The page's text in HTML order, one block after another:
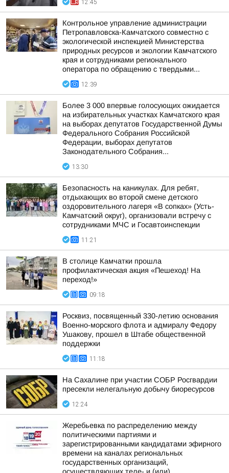
12:45
Контрольное управление администрации
Петропавловска-Камчатского совместно с
экологической инспекцией Министерства
природных ресурсов и экологии Камчатского
края и сотрудниками регионального
оператора по обращению с твердыми...
12:39
Более 3 000 впервые голосующих ожидается
на избирательных участках Камчатского края
на выборах депутатов Государственной Думы
Федерального Собрания Российской
Федерации, выборах депутатов
Законодательного Собрания...
13:30
Безопасность на каникулах. Для ребят,
отдыхающих во второй смене детского
оздоровительного лагеря «В сопках» (Усть-
Камчатский округ), организовали встречу с
сотрудниками МЧС и Госавтоинспекции
11:21
В столице Камчатки прошла
профилактическая акция «Пешеход! На
переход!»
09:18
Росквиз, посвященный 330-летию основания
Военно-морского флота и адмиралу Федору
Ушакову, прошел в Штабе общественной
поддержки
11:18
На Сахалине при участии СОБР Росгвардии
пресекли нелегальную добычу биоресурсов
12:24
Жеребьевка по распределению между
политическими партиями и
зарегистрированными кандидатами эфирного
времени на каналах региональных
государственных организаций,